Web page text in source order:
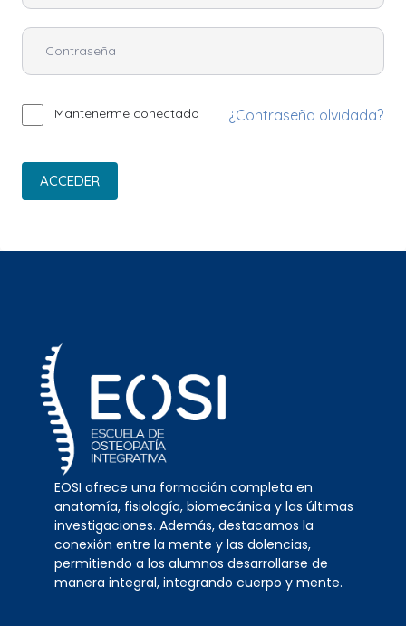
Mantenerme conectado ¿Contraseña olvidada?
ACCEDER
EOSI ofrece una formación completa en
anatomía, fisiología, biomecánica y las últimas
investigaciones. Además, destacamos la
conexión entre la mente y las dolencias,
permitiendo a los alumnos desarrollarse de
manera integral, integrando cuerpo y mente.